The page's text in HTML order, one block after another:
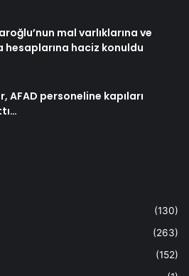
mal varlıklarına ve
hesaplarına haciz konuldu
AFAD personeline kapıları
(130)
(263)
(152)